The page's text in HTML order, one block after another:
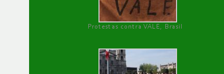
Protestas contra VALE, Brasil